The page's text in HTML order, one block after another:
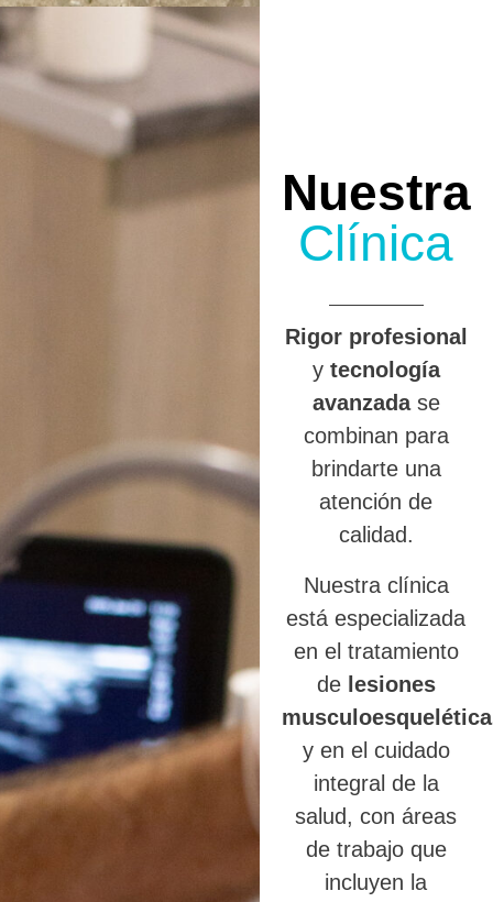
Nuestra
Clínica
Rigor profesional
y tecnología
avanzadase
combinan para
brindarte una
atención de
calidad.
Nuestra clínica
está especializada
en el tratamiento
de lesiones
y en el cuidado
integral de la
salud, con áreas
de trabajo que
incluyen la